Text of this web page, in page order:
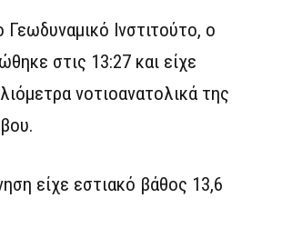
Ινστιτούτο, ο
στις 13:27 και είχε
νοτιοανατολικά της
είχε εστιακό βάθος 13,6